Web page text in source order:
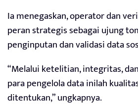
Ia menegaskan, operator dan
peran strategis sebagai ujung
penginputan dan validasi data
“Melalui ketelitian, integritas,
para pengelola data inilah
ditentukan,” ungkapnya.